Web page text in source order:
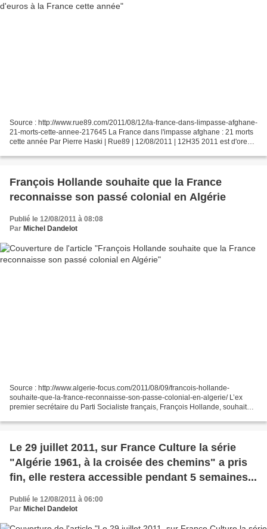
Source : http://www.rue89.com/2011/08/12/la-france-dans-limpasse-afghane-
21-morts-cette-annee-217645 La France dans l'impasse afghane : 21 morts
cette année Par Pierre Haski | Rue89 | 12/08/2011 | 12H35 2011 est d'ores
François Hollande souhaite que la France
reconnaisse son passé colonial en Algérie
Publié le 12/08/2011 à 08:08
Par Michel Dandelot
Source : http://www.algerie-focus.com/2011/08/09/francois-hollande-
souhaite-que-la-france-reconnaisse-son-passe-colonial-en-algerie/ L’ex
premier secrétaire du Parti Socialiste français, François Hollande, souhaite
Le 29 juillet 2011, sur France Culture la série
"Algérie 1961, à la croisée des chemins" a pris
fin, elle restera accessible pendant 5 semaines...
Publié le 12/08/2011 à 06:00
Par Michel Dandelot